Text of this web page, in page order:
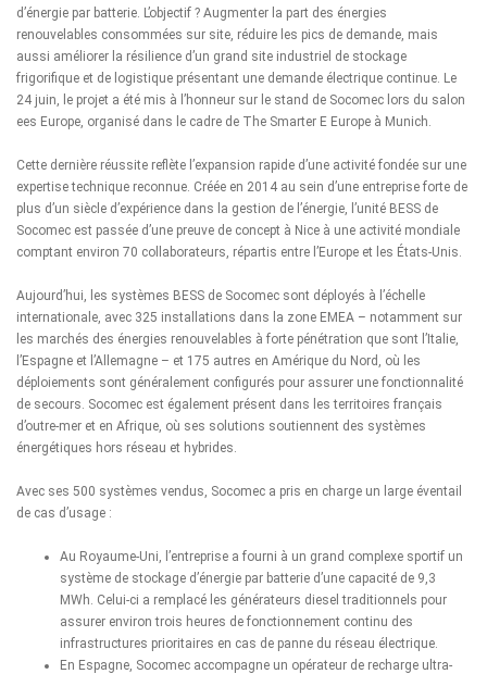
d’énergie par batterie. L’objectif ? Augmenter la part des énergies
renouvelables consommées sur site, réduire les pics de demande, mais
aussi améliorer la résilience d’un grand site industriel de stockage
frigorifique et de logistique présentant une demande électrique continue. Le
24 juin, le projet a été mis à l’honneur sur le stand de Socomec lors du salon
ees Europe , organisé dans le cadre de The Smarter E Europe à Munich.
Cette dernière réussite reflète l’expansion rapide d’une activité fondée sur une
expertise technique reconnue. Créée en 2014 au sein d’une entreprise forte de
plus d’un siècle d’expérience dans la gestion de l’énergie, l’unité BESS de
Socomec est passée d’une preuve de concept à Nice à une activité mondiale
comptant environ 70 collaborateurs, répartis entre l’Europe et les États-Unis.
Aujourd’hui, les systèmes BESS de Socomec sont déployés à l’échelle
internationale, avec 325 installations dans la zone EMEA – notamment sur
les marchés des énergies renouvelables à forte pénétration que sont l’Italie,
l’Espagne et l’Allemagne – et 175 autres en Amérique du Nord, où les
déploiements sont généralement configurés pour assurer une fonctionnalité
de secours. Socomec est également présent dans les territoires français
d’outre-mer et en Afrique, où ses solutions soutiennent des systèmes
énergétiques hors réseau et hybrides.
Avec ses 500 systèmes vendus, Socomec a pris en charge un large éventail
de cas d’usage :
Au Royaume-Uni, l’entreprise a fourni à un grand complexe sportif un
système de stockage d’énergie par batterie d’une capacité de 9,3
MWh. Celui-ci a remplacé les générateurs diesel traditionnels pour
assurer environ trois heures de fonctionnement continu des
infrastructures prioritaires en cas de panne du réseau électrique.
En Espagne, Socomec accompagne un opérateur de recharge ultra-